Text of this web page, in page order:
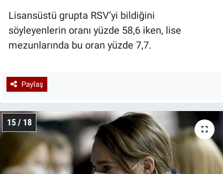
Lisansüstü grupta RSV’yi bildiğini
söyleyenlerin oranı yüzde 58,6 iken, lise
mezunlarında bu oran yüzde 7,7.
Paylaş
15 / 18